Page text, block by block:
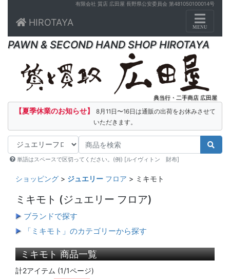
有限会社 質店 広田屋 長野県公安委員会 第481050100014号
HIROTAYA
Toggle
MENU
PAWN & SECOND HAND SHOP HIROTAYA
典当行・二手商店 広田屋
【夏季休業のお知らせ】
8月11日〜16日は通販の出荷をお休みさせて
いただきます。
単語はスペースで区切ってください。(例) [ルイヴィトン 財布]
ショッピング > ジュエリー フロア > ミキモト
ミキモト (ジュエリー フロア)
ブランドで探す
「ミキモト」のカテゴリーから探す
ミキモト 商品一覧
計2アイテム (1/1ページ)